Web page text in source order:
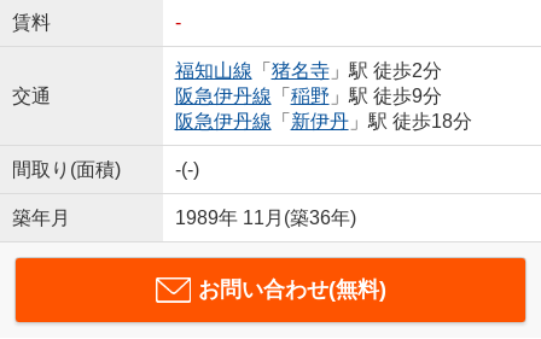
賃料 -
交通
福知山線 「 猪名寺」駅 徒歩2分
阪急伊丹線 「 稲野 」駅 徒歩9分
阪急伊丹線 「 新伊丹」駅 徒歩18分
間取り(面積) -(-)
築年月 1989年 11月(築36年)
お問い合わせ(無料)